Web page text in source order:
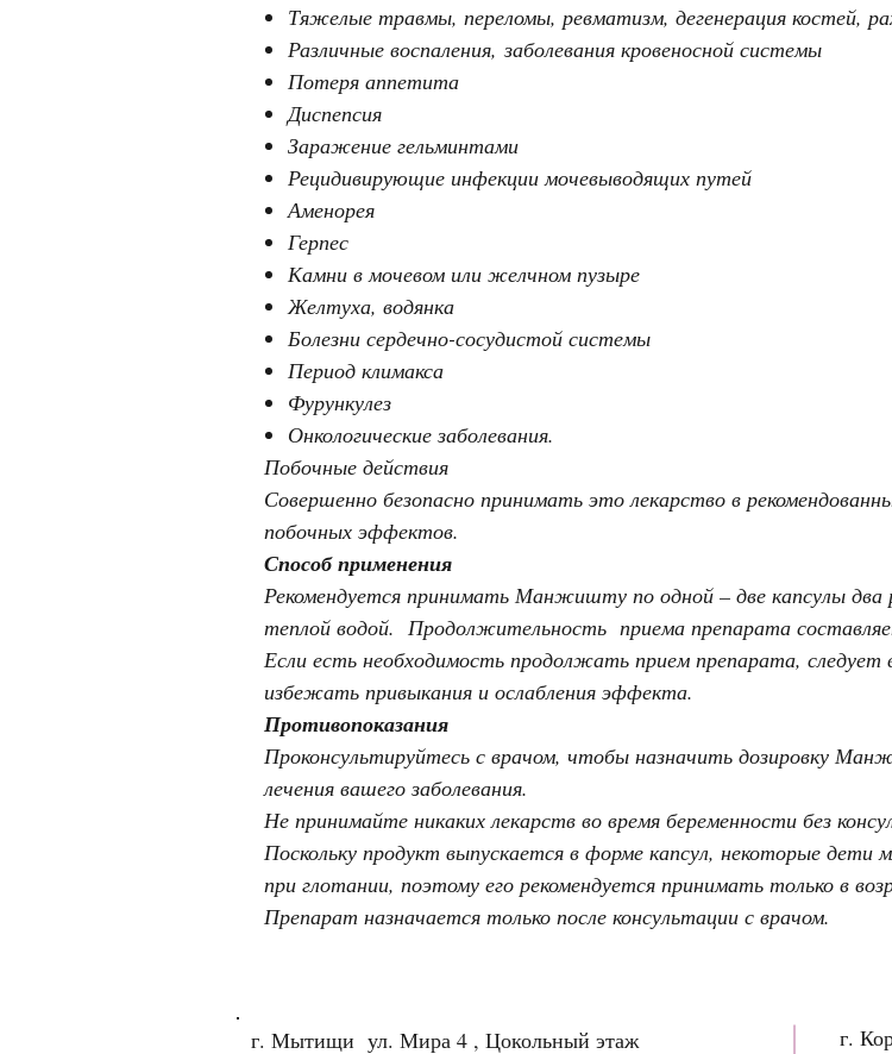
Тяжелые травмы, переломы, ревматизм, дегенерация костей,
Различные воспаления, заболевания кровеносной системы
Потеря аппетита
Диспепсия
Заражение гельминтами
Рецидивирующие инфекции мочевыводящих путей
Аменорея
Герпес
Камни в мочевом или желчном пузыре
Желтуха, водянка
Болезни сердечно-сосудистой системы
Период климакса
Фурункулез
Онкологические заболевания.
Побочные действия
Совершенно безопасно принимать это лекарство в
побочных эффектов.
Способ применения
Рекомендуется принимать Манжишту по одной – две капсулы два
теплой водой. Продолжительность приема препарата
Если есть необходимость продолжать прием препарата, следует
избежать привыкания и ослабления эффекта.
Противопоказания
Проконсультируйтесь с врачом, чтобы назначить дозировку
лечения вашего заболевания.
Не принимайте никаких лекарств во время беременности без
Поскольку продукт выпускается в форме капсул, некоторые
при глотании, поэтому его рекомендуется принимать только в
Препарат назначается только после консультации с врачом.
г. Мытищи ул. Мира 4 , Цокольный этаж
г.